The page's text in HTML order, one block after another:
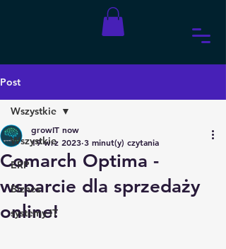
Post
Wszystkie
ERP
Biznes
systemy IT
Wszystkie
Comarch Optima -
wsparcie dla sprzedaży
online!
growIT now
19 wrz 2023 3 minut(y) czytania